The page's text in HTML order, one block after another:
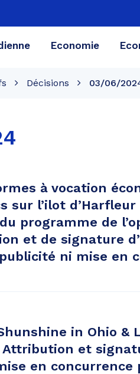
Economie
Décisions 03/06/
à vocation
sur l’ilot
programme de
et de signature
ni mise en
in Ohio &
et
en concurrence